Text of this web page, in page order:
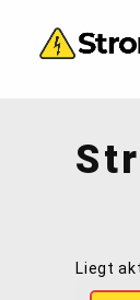
Liegt